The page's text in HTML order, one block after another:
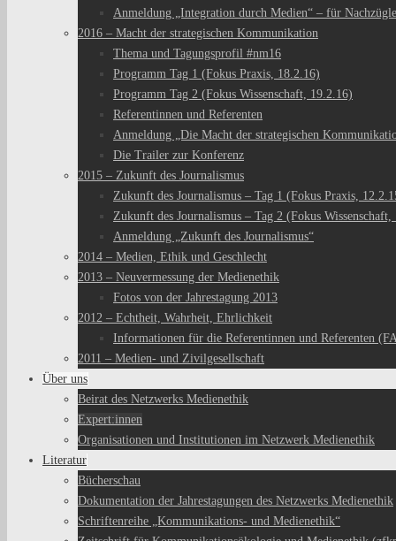
Anmeldung „Integration durch Medien“ – für
2016 – Macht der strategischen Kommunikation
Thema und Tagungsprofil #nm16
Programm Tag 1 (Fokus Praxis, 18.2.16)
Programm Tag 2 (Fokus Wissenschaft, 19.2.16)
Referentinnen und Referenten
Anmeldung „Die Macht der strategischen
Die Trailer zur Konferenz
2015 – Zukunft des Journalismus
Zukunft des Journalismus – Tag 1 (Fokus Praxis,
Zukunft des Journalismus – Tag 2 (Fokus Wissenschaft,
Anmeldung „Zukunft des Journalismus“
2014 – Medien, Ethik und Geschlecht
2013 – Neuvermessung der Medienethik
Fotos von der Jahrestagung 2013
2012 – Echtheit, Wahrheit, Ehrlichkeit
Informationen für die Referentinnen und Referenten
2011 – Medien- und Zivilgesellschaft
Über uns
Beirat des Netzwerks Medienethik
Expert:innen
Organisationen und Institutionen im Netzwerk Medienethik
Literatur
Bücherschau
Dokumentation der Jahrestagungen des Netzwerks Medienethik
Schriftenreihe „Kommunikations- und Medienethik“